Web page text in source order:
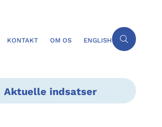
KONTAKT OM OS ENGLISH
Aktuelle indsatser